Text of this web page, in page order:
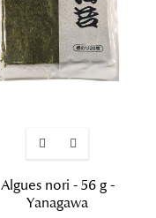
Algues nori - 56 g -
Yanagawa